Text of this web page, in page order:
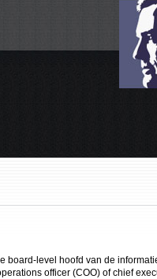
board-level hoofd van de
officer (COO) of chief